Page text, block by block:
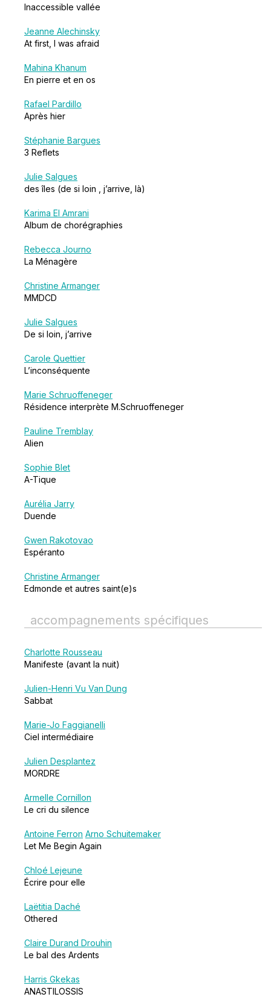
Inaccessible vallée
Jeanne Alechinsky
At first, I was afraid
Mahina Khanum
En pierre et en os
Rafael Pardillo
Après hier
Stéphanie Bargues
3 Reflets
Julie Salgues
des îles (de si loin , j’arrive, là)
Karima El Amrani
Album de chorégraphies
Rebecca Journo
La Ménagère
Christine Armanger
MMDCD
Julie Salgues
De si loin, j’arrive
Carole Quettier
L’inconséquente
Marie Schruoffeneger
Résidence interprète M.Schruoffeneger
Pauline Tremblay
Alien
Sophie Blet
A-Tique
Aurélia Jarry
Duende
Gwen Rakotovao
Espéranto
Christine Armanger
Edmonde et autres saint(e)s
accompagnements spécifiques
Charlotte Rousseau
Manifeste (avant la nuit)
Julien-Henri Vu Van Dung
Sabbat
Marie-Jo Faggianelli
Ciel intermédiaire
Julien Desplantez
MORDRE
Armelle Cornillon
Le cri du silence
Antoine Ferron Arno Schuitemaker
Let Me Begin Again
Chloé Lejeune
Écrire pour elle
Laëtitia Daché
Othered
Claire Durand Drouhin
Le bal des Ardents
Harris Gkekas
ANASTILOSSIS